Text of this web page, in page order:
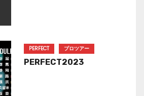
PERFECT プロツアー
PERFECT2023